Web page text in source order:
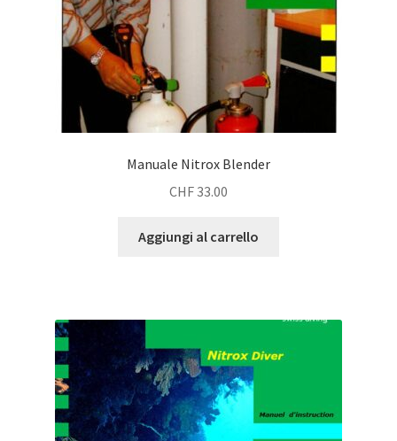
Manuale Nitrox Blender
CHF33.00
Aggiungi al carrello